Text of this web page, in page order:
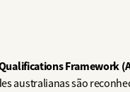
Framework
australianas são